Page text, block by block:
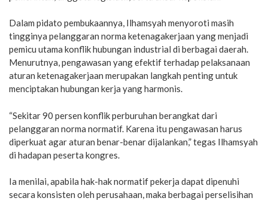
Dalam pidato pembukaannya, Ilhamsyah menyoroti masih
tingginya pelanggaran norma ketenagakerjaan yang menjadi
pemicu utama konflik hubungan industrial di berbagai daerah.
Menurutnya, pengawasan yang efektif terhadap pelaksanaan
aturan ketenagakerjaan merupakan langkah penting untuk
menciptakan hubungan kerja yang harmonis.
“Sekitar 90 persen konflik perburuhan berangkat dari
pelanggaran norma normatif. Karena itu pengawasan harus
diperkuat agar aturan benar-benar dijalankan,” tegas Ilhamsyah
di hadapan peserta kongres.
Ia menilai, apabila hak-hak normatif pekerja dapat dipenuhi
secara konsisten oleh perusahaan, maka berbagai perselisihan